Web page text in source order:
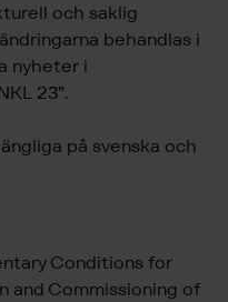
och saklig
behandlas i
nyheter i
23”.
på svenska och
Conditions for
and Commissioning of